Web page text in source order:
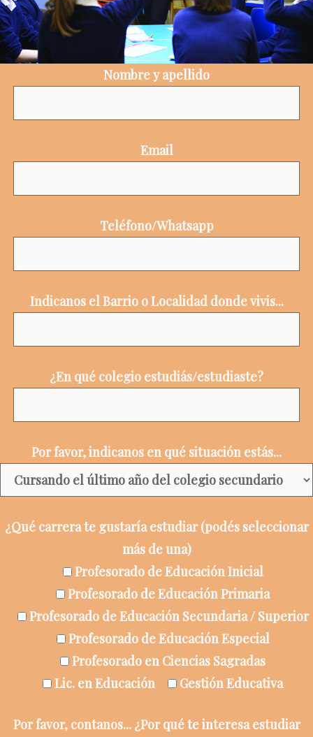
Nombre y apellido
Email
Teléfono/Whatsapp
Indicanos el Barrio o Localidad donde vivis...
¿En qué colegio estudiás/estudiaste?
Por favor, indicanos en qué situación estás...
¿Qué carrera te gustaría estudiar (podés seleccionar
más de una)
Profesorado de Educación Inicial
Profesorado de Educación Primaria
Profesorado de Educación Secundaria / Superior
Profesorado de Educación Especial
Profesorado en Ciencias Sagradas
Lic. en Educación
Gestión Educativa
Por favor, contanos... ¿Por qué te interesa estudiar